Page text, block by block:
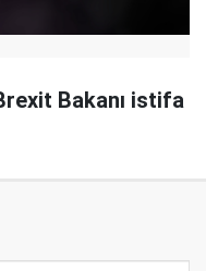
Bakanı istifa